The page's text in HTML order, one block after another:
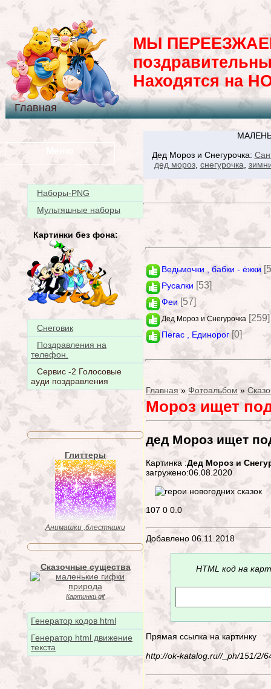
МЫ
Находятся на
Главная
Наборы-PNG
Мультяшные наборы
Картинки без фона:
Снеговик
Поздравления на
телефон.
Сервис -2 Голосовые
ауди поздравления
Глиттеры
Анимашки ,блестяшки
Сказочные существа
Картинки gif
Генератор кодов html
Генератор html движение
текста
Дед Мороз и Снегурочка:
дед мороз, снегурочка
Ведьмочки , бабки - ёжки
Русалки [53]
Феи [57]
Дед Мороз и Снегурочка [259]
Пегас , Единорог [0]
Главная » Фотоальбом»
Мороз ищет
дед Мороз ищет
Картинка :Дед Мороз и
загружено:06.08.2020
107 0 0.0
Добавлено 06.11.2018
HTML код на
Прямая ссылка на картинку
http://ok-katalog.ru//_ph/151/2/